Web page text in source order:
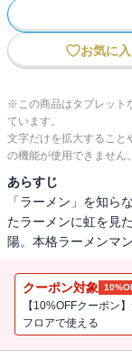
お気に入
※この商品はタブレット
ています。
文字だけを拡大すること
の機能が使用できません。
あらすじ
「ラーメン」を知ら
たラーメンに虹を見
陽。本格ラーメンマ
クーポン対象
【10%OFFクーポン
フロアで使える